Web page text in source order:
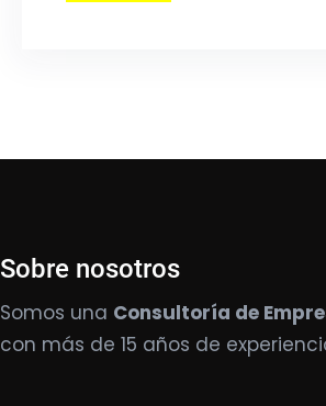
Sobre nosotros
Somos una Consultoría de
con más de 15 años de